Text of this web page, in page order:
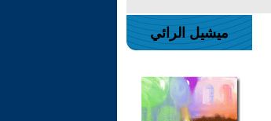
ميشيل الرائي